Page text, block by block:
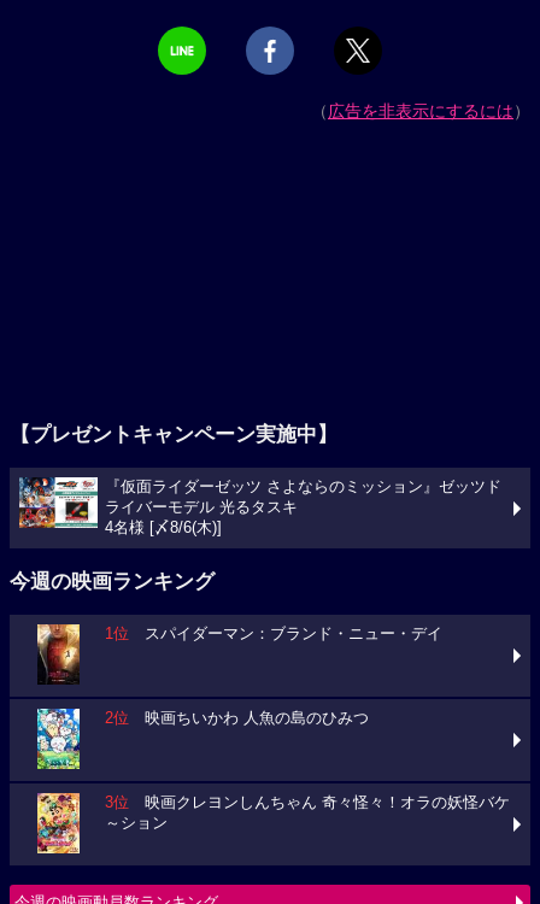
（広告を非表示にするには）
【プレゼントキャンペーン実施中】
『仮面ライダーゼッツ さよならのミッション』ゼッツド
ライバーモデル 光るタスキ
4名様 [〆8/6(木)]
今週の映画ランキング
1位 スパイダーマン：ブランド・ニュー・デイ
2位 映画ちいかわ 人魚の島のひみつ
3位 映画クレヨンしんちゃん 奇々怪々！オラの妖怪バケ
～ション